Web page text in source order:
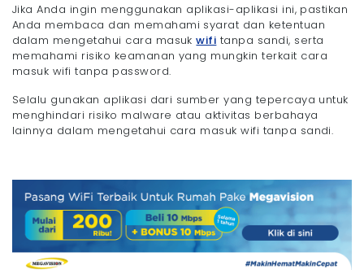
Jika Anda ingin menggunakan aplikasi-aplikasi ini, pastikan
Anda membaca dan memahami syarat dan ketentuan
dalam mengetahui cara masukwifi tanpa sandi, serta
memahami risiko keamanan yang mungkin terkait cara
masuk wifi tanpa password.
Selalu gunakan aplikasi dari sumber yang tepercaya untuk
menghindari risiko malware atau aktivitas berbahaya
lainnya dalam mengetahui cara masuk wifi tanpa sandi.